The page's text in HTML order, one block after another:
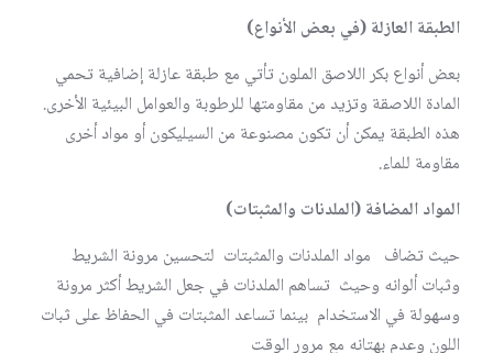
الطبقة العازلة (في بعض الأنواع)
بعض أنواع بكر اللاصق الملون تأتي مع طبقة عازلة إضافية تحمي
المادة اللاصقة وتزيد من مقاومتها للرطوبة والعوامل البيئية الأخرى.
هذه الطبقة يمكن أن تكون مصنوعة من السيليكون أو مواد أخرى
مقاومة للماء.
المواد المضافة (الملدنات والمثبتات)
حيث تضاف مواد الملدنات والمثبتات لتحسين مرونة الشريط
وثبات ألوانه وحيث تساهم الملدنات في جعل الشريط أكثر مرونة
وسهولة في الاستخدام بينما تساعد المثبتات في الحفاظ على ثبات
اللون وعدم بهتانه مع مرور الوقت